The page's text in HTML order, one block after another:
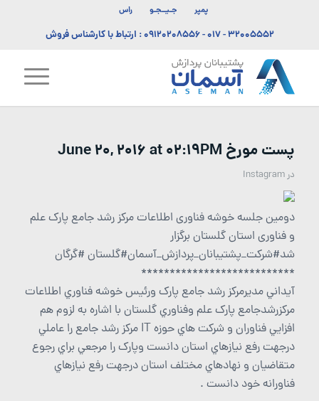
پمپر جـیــجـو راس
۳۲۰۰۵۵۵۲ - ۰۱۷ -۰۹۱۲۰۲۰۸۵۵۶: ارتباط با کارشناس فروش
پست مورخ June 20, 2016 at 02:19PM
در Instagram
دومین جلسه خوشه فناوری اطلاعات مرکز رشد جامع پارک علم
و فناوری استان گلستان برگزار
شد#شرکت_پشتیبانان_پردازش_آسمان#گلستان #گرگان
***************************
آيداني مديرمرکز رشد جامع پارک ورئيس خوشه فناوري اطلاعات
مرکزرشدجامع پارک علم وفناوري گلستان با اشاره به لزوم هم
افزايي فناوران و شرکت هاي حوزه IT مرکز رشد جامع را عاملي
درجهت رفع نيازهاي استان دانست وپارک را مرجعي براي رجوع
متقاضيان و نهادهاي مختلف استان درجهت رفع نيازهاي
فناورانه خود دانست .